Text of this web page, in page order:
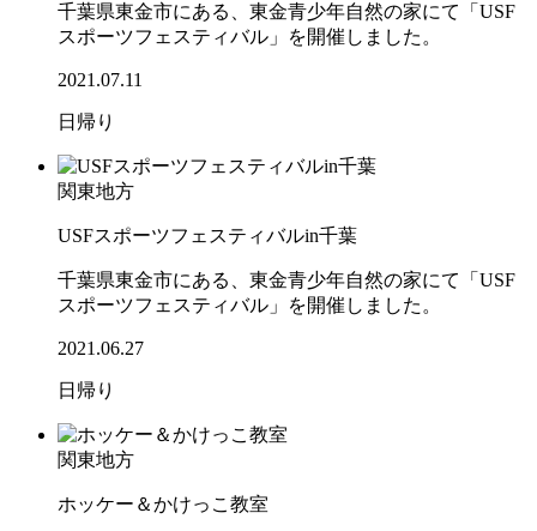
千葉県東金市にある、東金青少年自然の家にて「USF
スポーツフェスティバル」を開催しました。
2021.07.11
日帰り
関東地方
USFスポーツフェスティバルin千葉
千葉県東金市にある、東金青少年自然の家にて「USF
スポーツフェスティバル」を開催しました。
2021.06.27
日帰り
関東地方
ホッケー＆かけっこ教室